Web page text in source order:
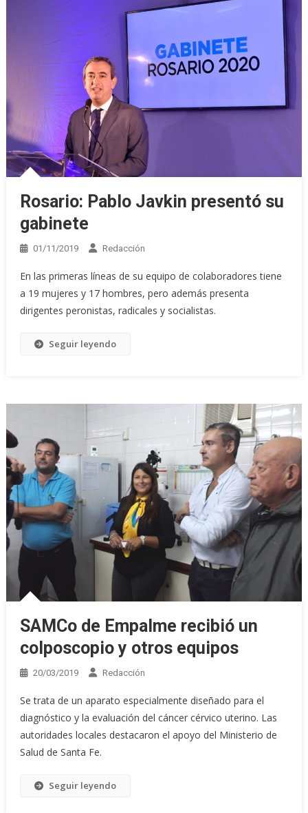
Rosario: Pablo Javkin presentó su
gabinete
01/11/2019 Redacción
En las primeras líneas de su equipo de colaboradores tiene
a 19 mujeres y 17 hombres, pero además presenta
dirigentes peronistas, radicales y socialistas.
Seguir leyendo
SAMCo de Empalme recibió un
colposcopio y otros equipos
20/03/2019 Redacción
Se trata de un aparato especialmente diseñado para el
diagnóstico y la evaluación del cáncer cérvico uterino. Las
autoridades locales destacaron el apoyo del Ministerio de
Salud de Santa Fe.
Seguir leyendo